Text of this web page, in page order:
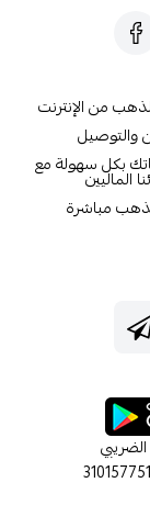
من الإنترنت
والتوصيل
بكل سهولة مع
الماليين
مباشرة